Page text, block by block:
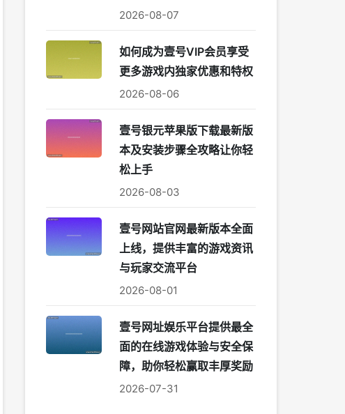
2026-08-07
如何成为壹号VIP会员享受
更多游戏内独家优惠和特权
2026-08-06
壹号银元苹果版下载最新版
本及安装步骤全攻略让你轻
松上手
2026-08-03
壹号网站官网最新版本全面
上线，提供丰富的游戏资讯
与玩家交流平台
2026-08-01
壹号网址娱乐平台提供最全
面的在线游戏体验与安全保
障，助你轻松赢取丰厚奖励
2026-07-31